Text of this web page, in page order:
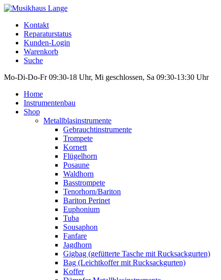
Kontakt
Reparaturstatus
Kunden-Login
Warenkorb
Suche
Mo-Di-Do-Fr 09:30-18 Uhr, Mi geschlossen, Sa 09:30-13:30 Uhr
Home
Instrumentenbau
Shop
Metallblasinstrumente
Gebrauchtinstrumente
Trompete
Kornett
Flügelhorn
Posaune
Waldhorn
Basstrompete
Tenorhorn/Bariton
Bariton Perinet
Euphonium
Tuba
Sousaphon
Fanfare
Jagdhorn
Gigbag (gefütterte Tasche mit Rucksackgurten)
Bag (Leichtkoffer mit Rucksackgurten)
Koffer